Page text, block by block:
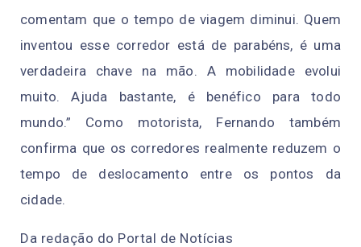
comentam que o tempo de viagem diminui. Quem
inventou esse corredor está de parabéns, é uma
verdadeira chave na mão. A mobilidade evolui
muito. Ajuda bastante, é benéfico para todo
mundo.” Como motorista, Fernando também
confirma que os corredores realmente reduzem o
tempo de deslocamento entre os pontos da
cidade.
Da redação do Portal de Notícias